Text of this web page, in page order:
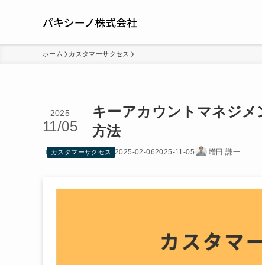
ホーム カスタマーサクセス
キーアカウントマネジメ
方法
2025
11/05
カスタマーサクセス 2025-02-062025-11-05 増田 謙一